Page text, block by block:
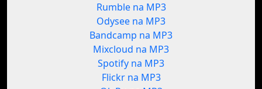
Rumble na MP3
Odysee na MP3
Bandcamp na MP3
Mixcloud na MP3
Spotify na MP3
Flickr na MP3